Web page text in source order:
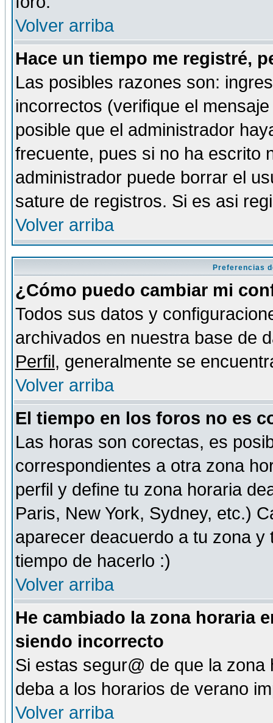
Volver arriba
Hace un tiempo me registré,
Las posibles razones son:
incorrectos (verifique el
posible que el administrador
frecuente, pues si no ha escrito
administrador puede borrar el
sature de registros. Si es asi
Volver arriba
Preferencias
¿Cómo puedo cambiar mi
Todos sus datos y
archivados en nuestra base de
Perfil, generalmente se
Volver arriba
El tiempo en los foros no es
Las horas son corectas, es
correspondientes a otra zona
perfil y define tu zona horaria
Paris, New York, Sydney, etc.)
aparecer deacuerdo a tu zona
tiempo de hacerlo :)
Volver arriba
He cambiado la zona horaria
siendo incorrecto
Si estas segur@ de que la
deba a los horarios de verano
Volver arriba